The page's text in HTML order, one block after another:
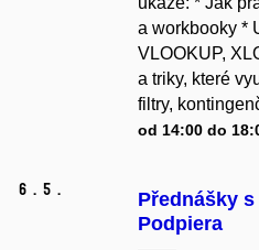
a workbooky *
VLOOKUP,
a triky, které
filtry,
od 14:00 do
6. 5.
Přednášky
Podpiera